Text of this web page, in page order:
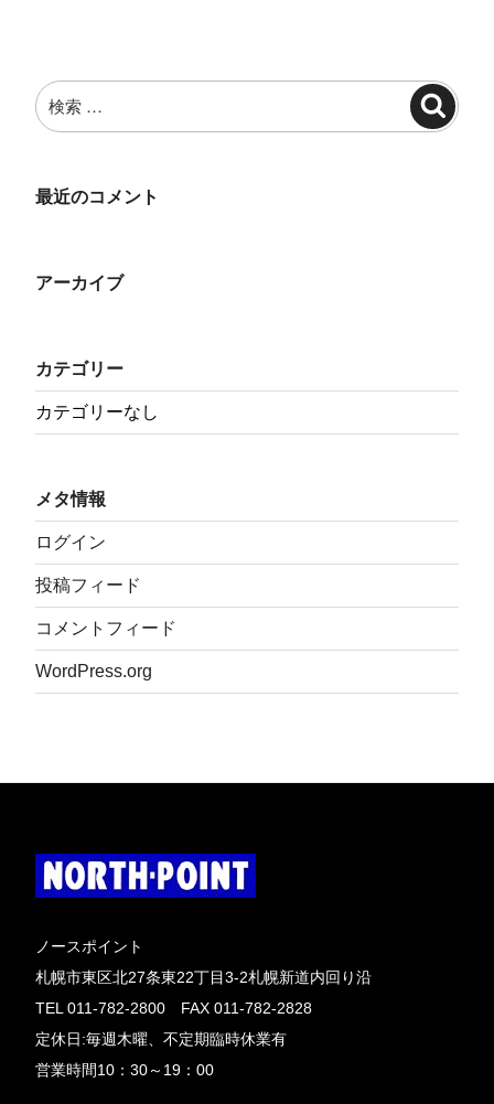
ン
検
索:
検
索
最近のコメント
アーカイブ
カテゴリー
カテゴリーなし
メタ情報
ログイン
投稿フィード
コメントフィード
WordPress.org
ノースポイント
札幌市東区北27条東22丁目3-2札幌新道内回り沿
TEL 011-782-2800 FAX 011-782-2828
定休日:毎週木曜、不定期臨時休業有
営業時間10：30～19：00